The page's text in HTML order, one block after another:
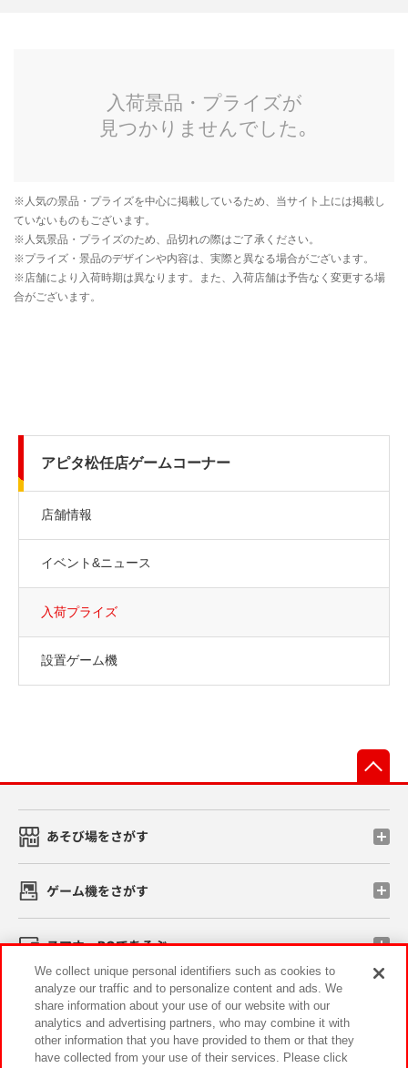
アピタ松任店ゲームコーナー
店舗情報
イベント&ニュース
入荷プライズ
設置ゲーム機
あそび場をさがす
ゲーム機をさがす
スマホ・PCであそぶ
イベント・キャンペーン
We collect unique personal identifiers such as cookies to
analyze our traffic and to personalize content and ads. We
share information about your use of our website with our
analytics and advertising partners, who may combine it with
other information that you have provided to them or that they
have collected from your use of their services. Please click